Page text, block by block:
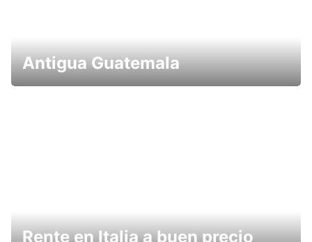
Antigua Guatemala
Rente en Italia a buen precio